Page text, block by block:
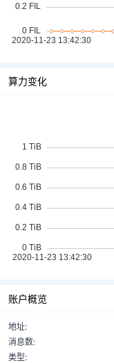
算力变化
账户概览
地址:
消息数:
类型: